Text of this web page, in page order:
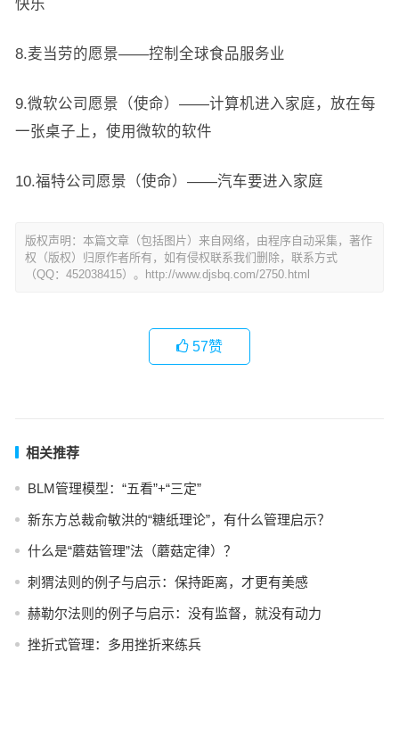
快乐
8.麦当劳的愿景——控制全球食品服务业
9.微软公司愿景（使命）——计算机进入家庭，放在每
一张桌子上，使用微软的软件
10.福特公司愿景（使命）——汽车要进入家庭
版权声明：本篇文章（包括图片）来自网络，由程序自动采集，著作
权（版权）归原作者所有，如有侵权联系我们删除，联系方式
（QQ：452038415）。http://www.djsbq.com/2750.html
57赞
相关推荐
BLM管理模型：“五看”+“三定”
新东方总裁俞敏洪的“糖纸理论”，有什么管理启示？
什么是“蘑菇管理”法（蘑菇定律）？
刺猬法则的例子与启示：保持距离，才更有美感
赫勒尔法则的例子与启示：没有监督，就没有动力
挫折式管理：多用挫折来练兵